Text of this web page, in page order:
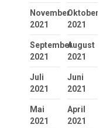
November
2021
Oktober
2021
September
2021
August
2021
Juli
2021
Juni
2021
Mai
2021
April
2021